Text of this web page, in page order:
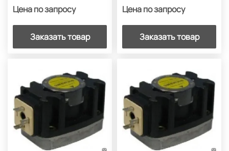
Цена по запросу
Заказать товар
Цена по запросу
Заказать товар